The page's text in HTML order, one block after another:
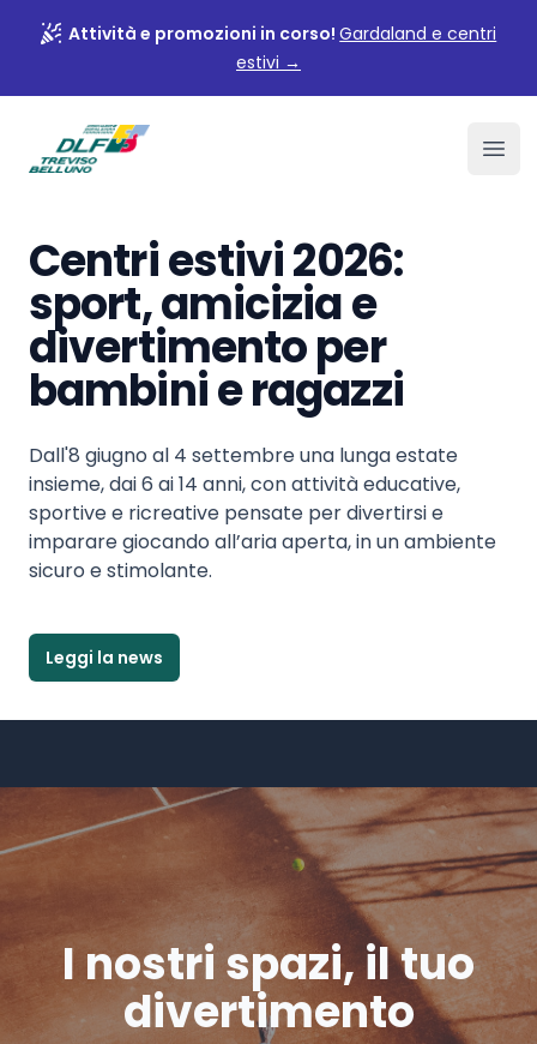
Attività e promozioni in corso! Gardaland e centri
estivi →
Associazione DLF Treviso
Centri estivi 2026:
sport, amicizia e
divertimento per
bambini e ragazzi
Dall'8 giugno al 4 settembre una lunga estate
insieme, dai 6 ai 14 anni, con attività educative,
sportive e ricreative pensate per divertirsi e
imparare giocando all’aria aperta, in un ambiente
sicuro e stimolante.
Leggi la news
I nostri spazi, il tuo
divertimento